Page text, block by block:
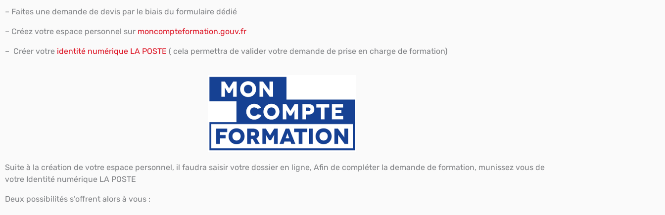
– Faites une demande de devis par le biais du formulaire dédié
– Créez votre espace personnel sur moncompteformation.gouv.fr
– Créer votre identité numérique LA POSTE ( cela permettra de valider votre demande de prise en charge de formation)
Suite à la création de votre espace personnel, il faudra saisir votre dossier en ligne, Afin de compléter la demande de formation, munissez vous de
votre Identité numérique LA POSTE
Deux possibilités s’offrent alors à vous :